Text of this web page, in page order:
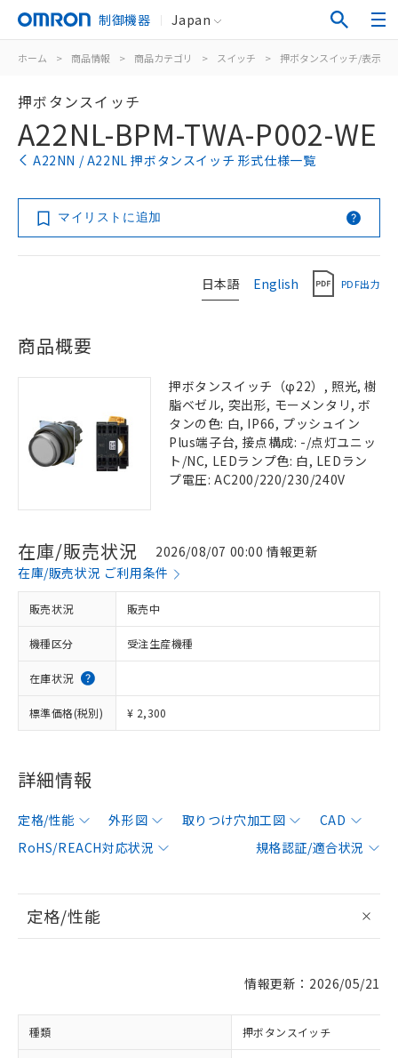
制御機器 Japan
ホーム > 商品情報 > 商品カテゴリ > スイッチ > 押ボタンスイッチ/表示灯
押ボタンスイッチ
A22NL-BPM-TWA-P002-WE
A22NN / A22NL 押ボタンスイッチ 形式仕様一覧
マイリストに追加
日本語 English PDF出力
商品概要
押ボタンスイッチ（φ22）, 照光, 樹
脂ベゼル, 突出形, モーメンタリ, ボ
タンの色: 白, IP66, プッシュイン
Plus端子台, 接点構成: -/点灯ユニッ
ト/NC, LEDランプ色: 白, LEDラン
プ電圧: AC200/220/230/240V
在庫/販売状況
2026/08/07 00:00 情報更新
在庫/販売状況 ご利用条件
販売状況 販売中
機種区分 受注生産機種
在庫状況
標準価格(税別) ¥ 2,300
詳細情報
定格/性能 外形図 取りつけ穴加工図
CAD
RoHS/REACH対応状況
規格認証/適合状況
定格/性能
情報更新：2026/05/21
種類 押ボタンスイッチ